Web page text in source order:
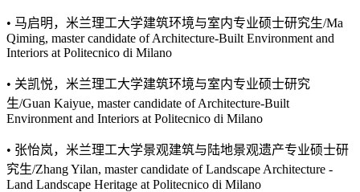
• 马启明，米兰理工大学建筑环境与室内专业硕士研究生/Ma
Qiming, master candidate of Architecture-Built Environment and
Interiors at Politecnico di Milano
• 关凯悦，米兰理工大学建筑环境与室内专业硕士研究
生/Guan Kaiyue, master candidate of Architecture-Built
Environment and Interiors at Politecnico di Milano
• 张怡岚，米兰理工大学景观建筑与陆地景观遗产专业硕士研
究生/Zhang Yilan, master candidate of Landscape Architecture -
Land Landscape Heritage at Politecnico di Milano